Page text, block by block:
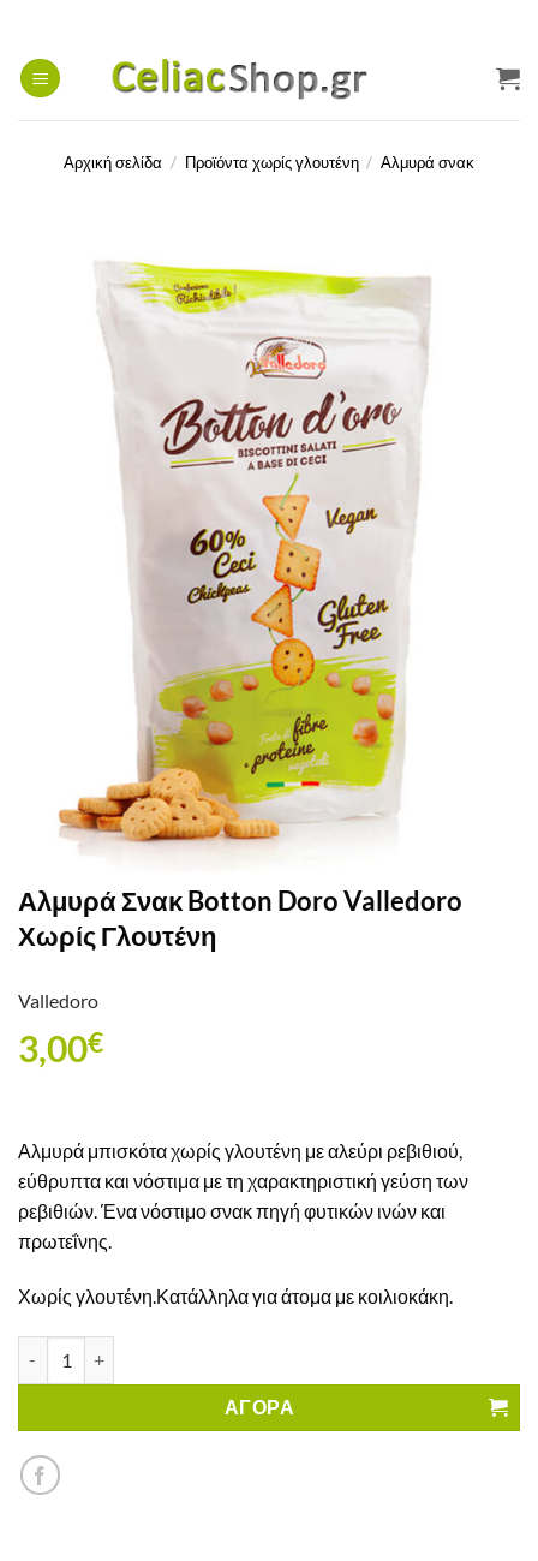
περιεχόμενο
Αρχική σελίδα / Προϊόντα χωρίς γλουτένη / Αλμυρά σνακ
Αλμυρά Σνακ Botton Doro Valledoro
Χωρίς Γλουτένη
Valledoro
3,00€
Αλμυρά μπισκότα χωρίς γλουτένη με αλεύρι ρεβιθιού,
εύθρυπτα και νόστιμα με τη χαρακτηριστική γεύση των
ρεβιθιών. Ένα νόστιμο σνακ πηγή φυτικών ινών και
πρωτεΐνης.
Χωρίς γλουτένη.Κατάλληλα για άτομα με κοιλιοκάκη.
ΑΓΟΡΑ